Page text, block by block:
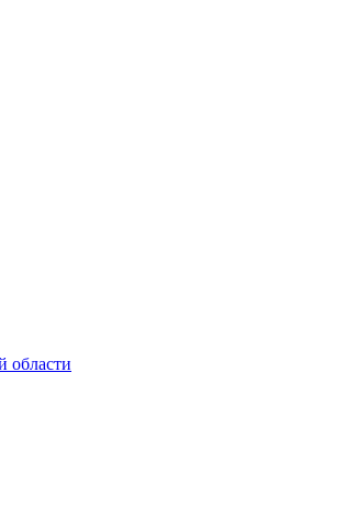
области